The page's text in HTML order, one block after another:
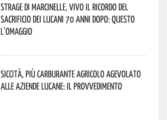
Strage di Marcinelle, vivo il ricordo del
sacrificio dei lucani 70 anni dopo: questo
l’omaggio
Siccità, più carburante agricolo agevolato
alle aziende lucane: il provvedimento